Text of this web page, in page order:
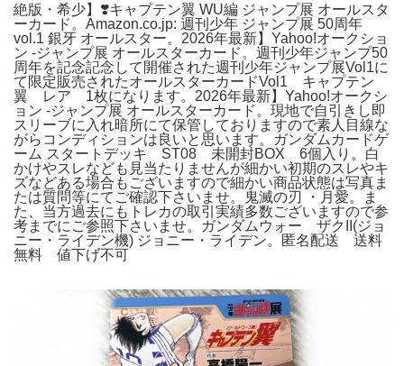
絶版・希少】❣️キャプテン翼 WU編 ジャンプ展 オールスタ
ーカード。Amazon.co.jp: 週刊少年 ジャンプ展 50周年
vol.1 銀牙 オールスター。2026年最新】Yahoo!オークショ
ン -ジャンプ展 オールスターカード。週刊少年ジャンプ50
周年を記念記念して開催された週刊少年ジャンプ展Vol1に
て限定販売されたオールスターカードVol1 キャプテン
翼 レア 1枚になります。2026年最新】Yahoo!オークシ
ョン -ジャンプ展 オールスターカード。現地で自引きし即
スリーブに入れ暗所にて保管しておりますので素人目線な
がらコンディションは良いと思います。ガンダムカードゲ
ーム スタートデッキ ST08 未開封BOX 6個入り。白
かけやスレなども見当たりませんが細かい初期のスレやキ
ズなどある場合もございますので細かい商品状態は写真ま
たは質問等にてご確認下さいませ。鬼滅の刃 ・月愛。ま
た、当方過去にもトレカの取引実績多数ございますので参
考までにご参照下さいませ。ガンダムウォー ザクII(ジョ
ニー・ライデン機) ジョニー・ライデン。匿名配送 送料
無料 値下げ不可